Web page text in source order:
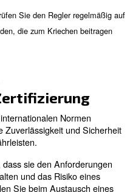
kann zu
gerissene Membran
zu beheben:
auf sichtbare Anzeichen
: Wenn eine gerissene
ersetzen Sie die
Sie regelmäßige